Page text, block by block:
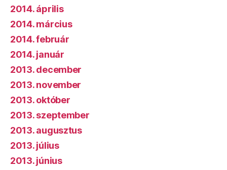
2014. április
2014. március
2014. február
2014. január
2013. december
2013. november
2013. október
2013. szeptember
2013. augusztus
2013. július
2013. június